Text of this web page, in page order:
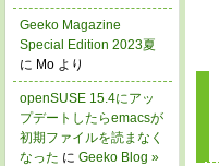
Geeko Magazine
Special Edition 2023夏
に Mo より
openSUSE 15.4にアッ
プデートしたらemacsが
初期ファイルを読まなく
なった に Geeko Blog »